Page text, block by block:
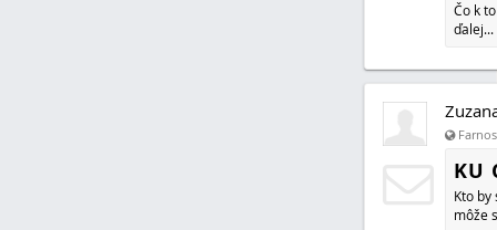
Čo k
ďalej...
KU
Kto
môže